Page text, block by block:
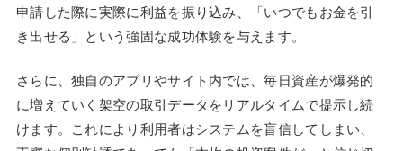
申請した際に実際に利益を振り込み、「いつでもお金を引
き出せる」という強固な成功体験を与えます。
さらに、独自のアプリやサイト内では、毎日資産が爆発的
に増えていく架空の取引データをリアルタイムで提示し続
けます。これにより利用者はシステムを盲信してしまい、